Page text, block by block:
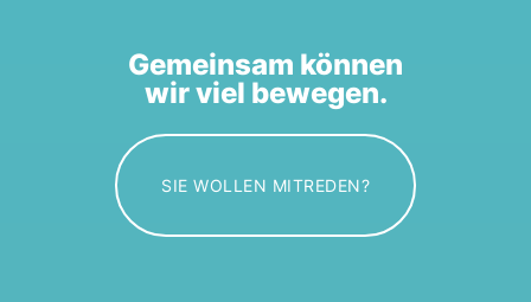
Gemeinsam können
wir viel bewegen.
SIE WOLLEN MITREDEN?